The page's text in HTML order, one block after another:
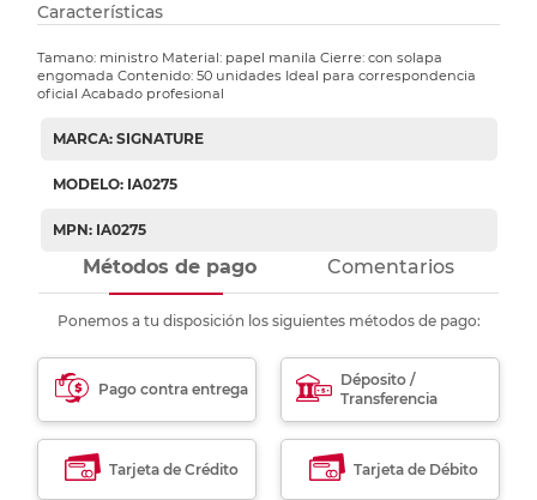
Características
Tamano: ministro Material: papel manila Cierre: con solapa
engomada Contenido: 50 unidades Ideal para correspondencia
oficial Acabado profesional
MARCA: SIGNATURE
MODELO: IA0275
MPN: IA0275
Métodos de pago Comentarios
Ponemos a tu disposición los siguientes métodos de pago:
Pago contra entrega
Déposito /
Transferencia
Tarjeta de Crédito Tarjeta de Débito